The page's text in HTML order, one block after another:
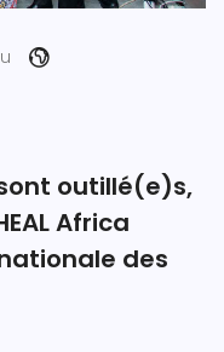
outillé(e)s,
Africa
des